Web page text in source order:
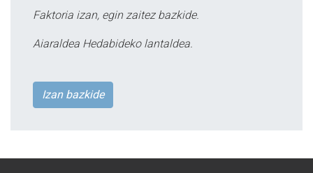
Faktoria izan, egin zaitez bazkide.
Aiaraldea Hedabideko lantaldea.
Izan bazkide